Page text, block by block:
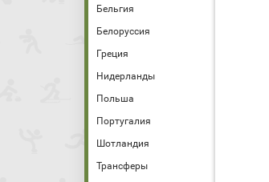
Бельгия
Белоруссия
Греция
Нидерланды
Польша
Португалия
Шотландия
Трансферы